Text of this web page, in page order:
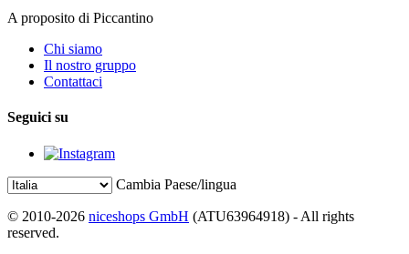
A proposito di Piccantino
Chi siamo
Il nostro gruppo
Contattaci
Seguici su
Cambia Paese/lingua
© 2010-2026 niceshops GmbH (ATU63964918) - All rights
reserved.